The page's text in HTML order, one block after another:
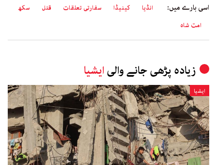
اسی بارے میں: انڈیا کینیڈا سفارتی تعلقات قتل
سکھ
امت شاہ
زیادہ پڑھی جانے والیایشیا
ایشیا